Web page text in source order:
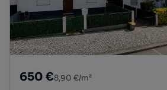
650 €8,90 €/m²